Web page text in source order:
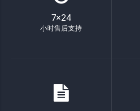
7×24
小时售后支持